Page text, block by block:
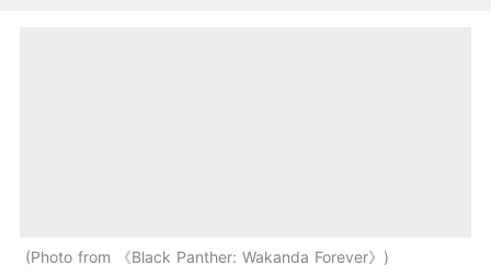
Photo from 《Black Panther: Wakanda Forever》